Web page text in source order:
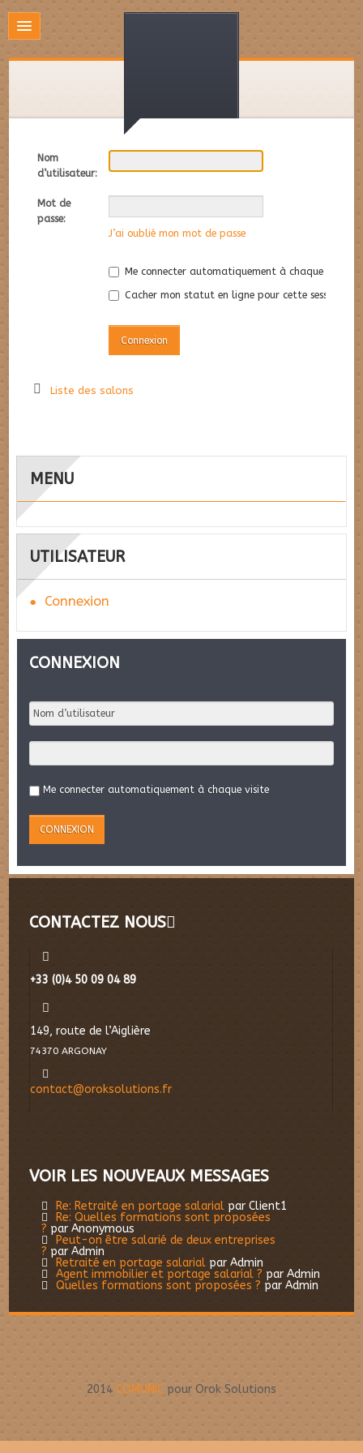
Nom
d’utilisateur:
Mot de
passe:
J’ai oublié mon mot de passe
Me connecter automatiquement à chaque visite
Cacher mon statut en ligne pour cette session
Liste des salons
MENU
UTILISATEUR
Connexion
CONNEXION
Me connecter automatiquement à chaque visite
CONTACTEZ NOUS
+33 (0)4 50 09 04 89
149, route de l’Aiglière
74370 ARGONAY
contact@oroksolutions.fr
VOIR LES NOUVEAUX MESSAGES
Re: Retraité en portage salarial par Client1
Re: Quelles formations sont proposées
? par Anonymous
Peut-on être salarié de deux entreprises
? par Admin
Retraité en portage salarial par Admin
Agent immobilier et portage salarial ? par Admin
Quelles formations sont proposées ? par Admin
2014 COMUNIC pour Orok Solutions